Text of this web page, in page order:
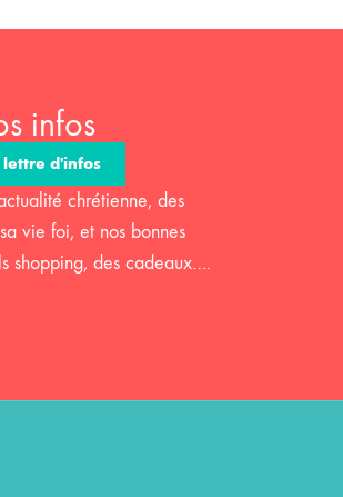
infos
lettre d'infos
chrétienne, des
vie foi, et nos bonnes
shopping, des cadeaux….